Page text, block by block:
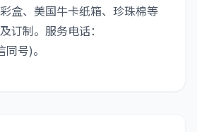
盒、美国牛卡纸箱、珍珠棉等
订制。服务电话：
号)。